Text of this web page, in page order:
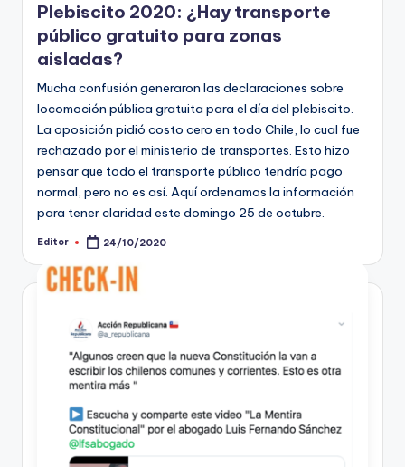
Plebiscito 2020: ¿Hay transporte
público gratuito para zonas
aisladas?
Mucha confusión generaron las declaraciones sobre
locomoción pública gratuita para el día del plebiscito.
La oposición pidió costo cero en todo Chile, lo cual fue
rechazado por el ministerio de transportes. Esto hizo
pensar que todo el transporte público tendría pago
normal, pero no es así. Aquí ordenamos la información
para tener claridad este domingo 25 de octubre.
Publicado
Editor 24/10/2020